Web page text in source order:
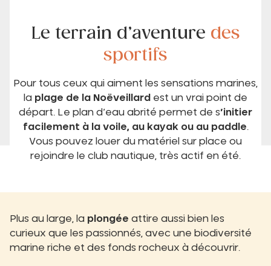
Le terrain d’aventure des
sportifs
Pour tous ceux qui aiment les sensations marines,
la plage de la Noëveillard est un vrai point de
départ. Le plan d’eau abrité permet de s’initier
facilement à la voile, au kayak ou au paddle.
Vous pouvez louer du matériel sur place ou
rejoindre le club nautique, très actif en été.
Plus au large, la plongée attire aussi bien les
curieux que les passionnés, avec une biodiversité
marine riche et des fonds rocheux à découvrir.